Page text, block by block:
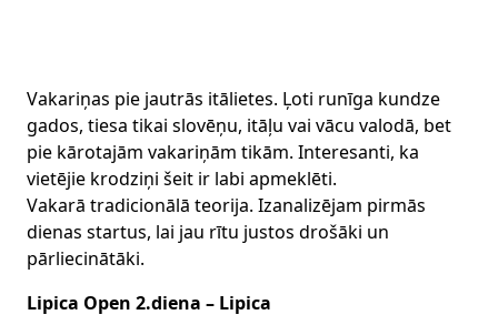
Vakariņas pie jautrās itālietes. Ļoti runīga kundze
gados, tiesa tikai slovēņu, itāļu vai vācu valodā, bet
pie kārotajām vakariņām tikām. Interesanti, ka
vietējie krodziņi šeit ir labi apmeklēti.
Vakarā tradicionālā teorija. Izanalizējam pirmās
dienas startus, lai jau rītu justos drošāki un
pārliecinātāki.
Lipica Open 2.diena – Lipica